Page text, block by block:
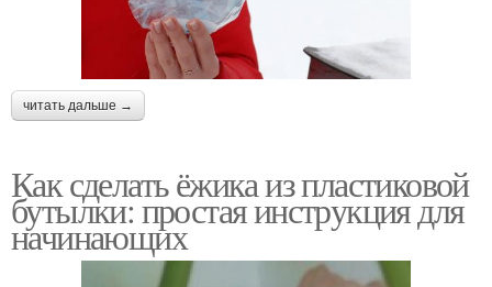
читать дальше →
Как сделать ёжика из пластиковой
бутылки: простая инструкция для
начинающих